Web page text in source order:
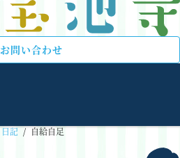
お問い合わせ
日記 / 自給自足